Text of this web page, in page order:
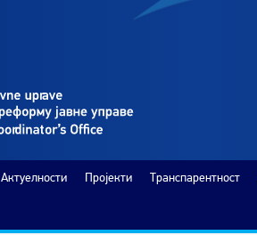
Актуелности Пројекти Транспарентност